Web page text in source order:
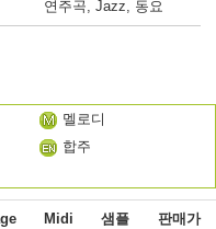
연주곡, Jazz, 동요
멜로디
합주
Midi 샘플 판매가